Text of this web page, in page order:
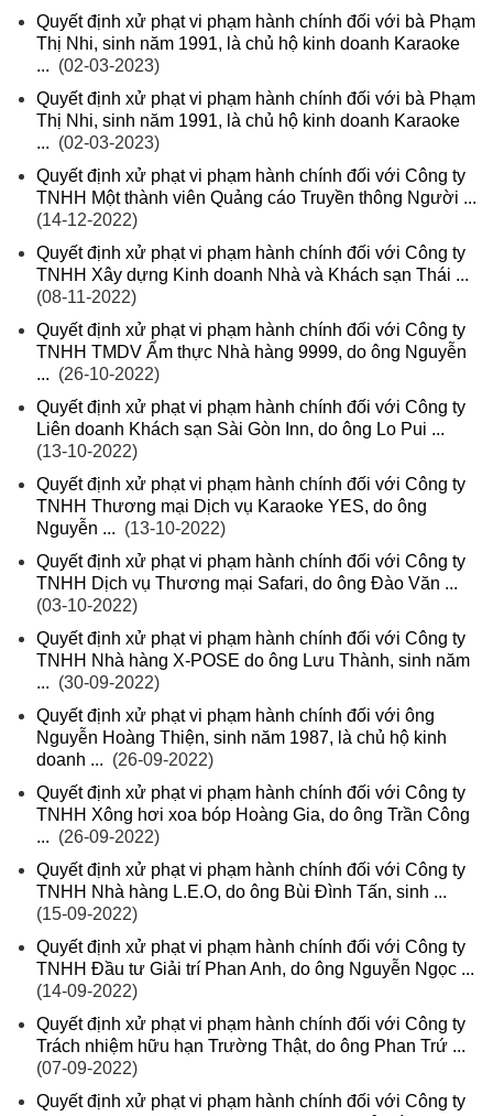
Quyết định xử phạt vi phạm hành chính đối với bà Phạm
Thị Nhi, sinh năm 1991, là chủ hộ kinh doanh Karaoke
... (02-03-2023)
Quyết định xử phạt vi phạm hành chính đối với bà Phạm
Thị Nhi, sinh năm 1991, là chủ hộ kinh doanh Karaoke
... (02-03-2023)
Quyết định xử phạt vi phạm hành chính đối với Công ty
TNHH Một thành viên Quảng cáo Truyền thông Người ...
(14-12-2022)
Quyết định xử phạt vi phạm hành chính đối với Công ty
TNHH Xây dựng Kinh doanh Nhà và Khách sạn Thái ...
(08-11-2022)
Quyết định xử phạt vi phạm hành chính đối với Công ty
TNHH TMDV Ẩm thực Nhà hàng 9999, do ông Nguyễn
... (26-10-2022)
Quyết định xử phạt vi phạm hành chính đối với Công ty
Liên doanh Khách sạn Sài Gòn Inn, do ông Lo Pui ...
(13-10-2022)
Quyết định xử phạt vi phạm hành chính đối với Công ty
TNHH Thương mại Dịch vụ Karaoke YES, do ông
Nguyễn ... (13-10-2022)
Quyết định xử phạt vi phạm hành chính đối với Công ty
TNHH Dịch vụ Thương mại Safari, do ông Đào Văn ...
(03-10-2022)
Quyết định xử phạt vi phạm hành chính đối với Công ty
TNHH Nhà hàng X-POSE do ông Lưu Thành, sinh năm
... (30-09-2022)
Quyết định xử phạt vi phạm hành chính đối với ông
Nguyễn Hoàng Thiện, sinh năm 1987, là chủ hộ kinh
doanh ... (26-09-2022)
Quyết định xử phạt vi phạm hành chính đối với Công ty
TNHH Xông hơi xoa bóp Hoàng Gia, do ông Trần Công
... (26-09-2022)
Quyết định xử phạt vi phạm hành chính đối với Công ty
TNHH Nhà hàng L.E.O, do ông Bùi Đình Tấn, sinh ...
(15-09-2022)
Quyết định xử phạt vi phạm hành chính đối với Công ty
TNHH Đầu tư Giải trí Phan Anh, do ông Nguyễn Ngọc ...
(14-09-2022)
Quyết định xử phạt vi phạm hành chính đối với Công ty
Trách nhiệm hữu hạn Trường Thật, do ông Phan Trứ ...
(07-09-2022)
Quyết định xử phạt vi phạm hành chính đối với Công ty